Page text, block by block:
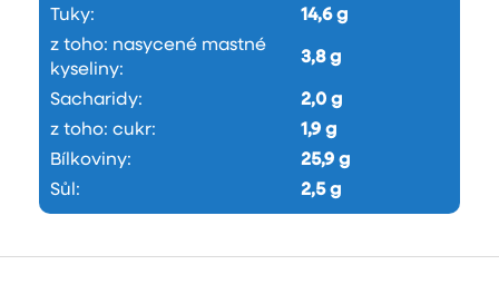
Tuky:
14,6 g
z toho: nasycené mastné
kyseliny:
3,8 g
Sacharidy:
2,0 g
z toho: cukr:
1,9 g
Bílkoviny:
25,9 g
Sůl: 2,5 g